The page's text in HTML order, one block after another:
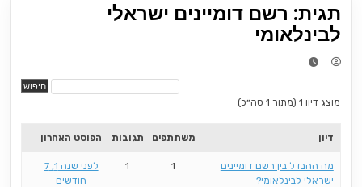
תגית: רשם דומיינים ישראלי
לבינלאומי
מוצג דיון 1 (מתוך 1 סה״כ)
דיון משתתפים תגובות הפוסט האחרון
מה ההבדל בין רשם דומיינים
ישראלי לבינלאומי?
1
1
לפני שנה 1, 7
חודשים